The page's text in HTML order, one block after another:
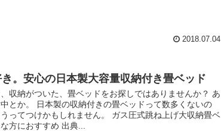
2018.07.04
。安心の日本製大容量収納付き畳ベッド
収納がついた、畳ベッドをお探しではありませんか？ あ
とか。 日本製の収納付きの畳ベッドって数多くないの
ってつけかもしれません。 ガス圧式跳ね上げ大収納畳ベ
方におすすめ 出典...